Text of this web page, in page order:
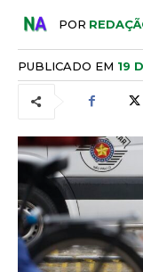
POR
PUBLICADO EM 19